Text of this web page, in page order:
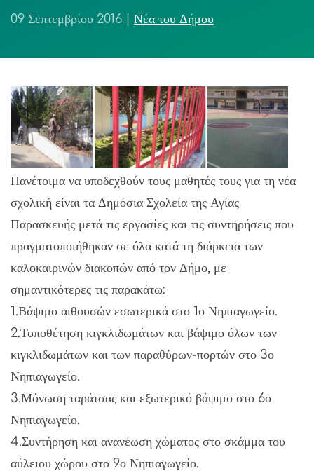
09 Σεπτεμβρίου 2016 Νέα του Δήμου
Πανέτοιμα να υποδεχθούν τους μαθητές τους για τη νέα
σχολική είναι τα Δημόσια Σχολεία της Αγίας
Παρασκευής μετά τις εργασίες και τις συντηρήσεις που
πραγματοποιήθηκαν σε όλα κατά τη διάρκεια των
καλοκαιρινών διακοπών από τον Δήμο, με
σημαντικότερες τις παρακάτω:
1.Βάψιμο αιθουσών εσωτερικά στο 1ο Νηπιαγωγείο.
2.Τοποθέτηση κιγκλιδωμάτων και βάψιμο όλων των
κιγκλιδωμάτων και των παραθύρων-πορτών στο 3ο
Νηπιαγωγείο.
3.Μόνωση ταράτσας και εξωτερικό βάψιμο στο 6ο
Νηπιαγωγείο.
4.Συντήρηση και ανανέωση χώματος στο σκάμμα του
αύλειου χώρου στο 9ο Νηπιαγωγείο.